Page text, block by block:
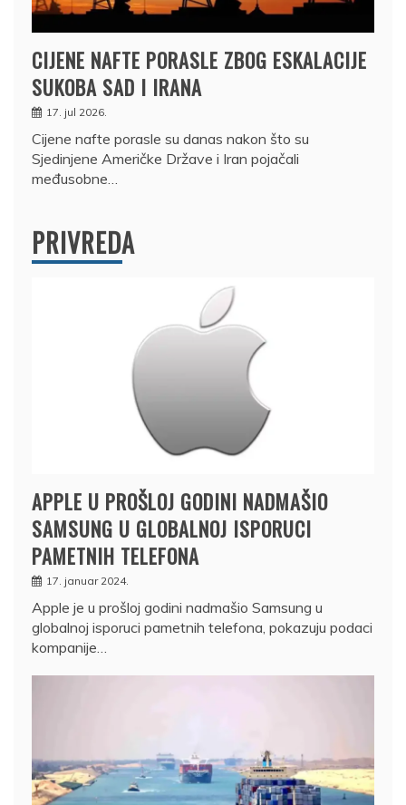
CIJENE NAFTE PORASLE ZBOG ESKALACIJE
SUKOBA SAD I IRANA
17. jul 2026.
Cijene nafte porasle su danas nakon što su
Sjedinjene Američke Države i Iran pojačali
međusobne…
PRIVREDA
APPLE U PROŠLOJ GODINI NADMAŠIO
SAMSUNG U GLOBALNOJ ISPORUCI
PAMETNIH TELEFONA
17. januar 2024.
Apple je u prošloj godini nadmašio Samsung u
globalnoj isporuci pametnih telefona, pokazuju podaci
kompanije…